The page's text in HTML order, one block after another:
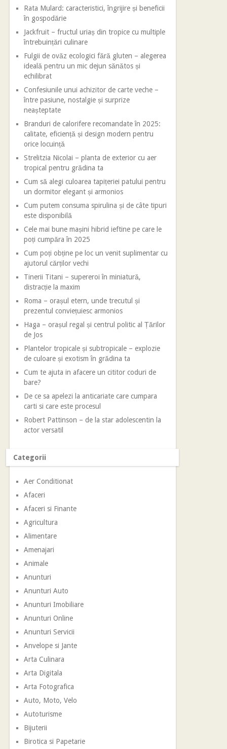
Rata Mulard: caracteristici, îngrijire și beneficii
în gospodărie
Jackfruit – fructul uriaș din tropice cu multiple
întrebuințări culinare
Fulgii de ovăz ecologici fără gluten – alegerea
ideală pentru un mic dejun sănătos și
echilibrat
Confesiunile unui achizitor de carte veche –
între pasiune, nostalgie și surprize
neașteptate
Branduri de calorifere recomandate în 2025:
calitate, eficiență și design modern pentru
orice locuință
Strelitzia Nicolai – planta de exterior cu aer
tropical pentru grădina ta
Cum să alegi culoarea tapițeriei patului pentru
un dormitor elegant și armonios
Cum putem consuma spirulina și de câte tipuri
este disponibilă
Cele mai bune mașini hibrid ieftine pe care le
poți cumpăra în 2025
Cum poți obține pe loc un venit suplimentar cu
ajutorul cărților vechi
Tinerii Titani – supereroi în miniatură,
distracție la maxim
Roma – orașul etern, unde trecutul și
prezentul conviețuiesc armonios
Haga – orașul regal și centrul politic al Țărilor
de Jos
Plantelor tropicale și subtropicale – explozie
de culoare și exotism în grădina ta
Cum te ajuta in afacere un cititor coduri de
bare?
De ce sa apelezi la anticariate care cumpara
carti si care este procesul
Robert Pattinson – de la star adolescentin la
actor versatil
Categorii
Aer Conditionat
Afaceri
Afaceri si Finante
Agricultura
Alimentare
Amenajari
Animale
Anunturi
Anunturi Auto
Anunturi Imobiliare
Anunturi Online
Anunturi Servicii
Anvelope si Jante
Arta Culinara
Arta Digitala
Arta Fotografica
Auto, Moto, Velo
Autoturisme
Bijuterii
Birotica si Papetarie